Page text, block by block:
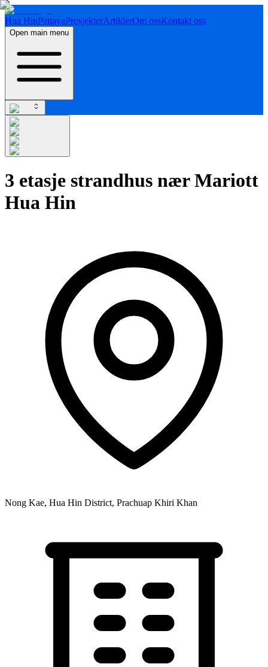
Hua HinPattayaProsjekterArtiklerOm ossKontakt oss
Open main menu
3 etasje strandhus nær Mariott
Hua Hin
Nong Kae, Hua Hin District, Prachuap Khiri Khan